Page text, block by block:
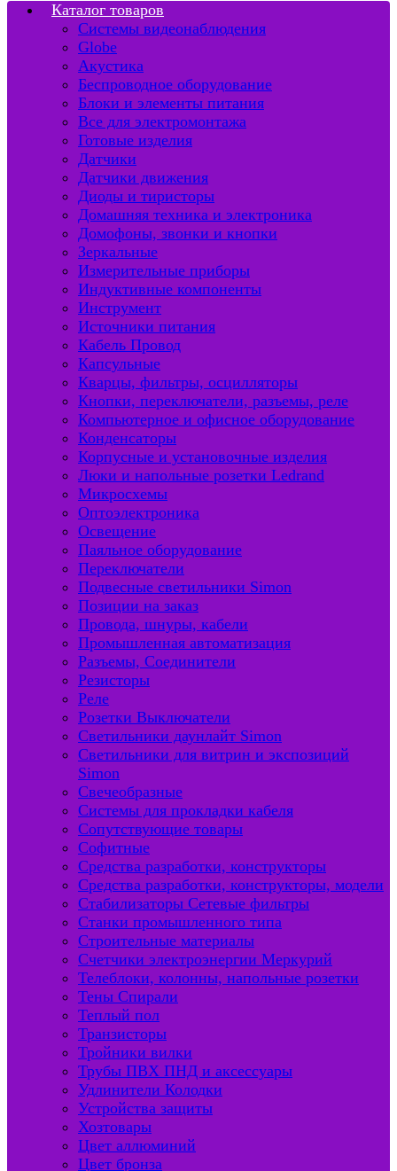
Каталог товаров
Системы видеонаблюдения
Globe
Акустика
Беспроводное оборудование
Блоки и элементы питания
Все для электромонтажа
Готовые изделия
Датчики
Датчики движения
Диоды и тиристоры
Домашняя техника и электроника
Домофоны, звонки и кнопки
Зеркальные
Измерительные приборы
Индуктивные компоненты
Инструмент
Источники питания
Кабель Провод
Капсульные
Кварцы, фильтры, осцилляторы
Кнопки, переключатели, разъемы, реле
Компьютерное и офисное оборудование
Конденсаторы
Корпусные и установочные изделия
Люки и напольные розетки Ledrand
Микросхемы
Оптоэлектроника
Освещение
Паяльное оборудование
Переключатели
Подвесные светильники Simon
Позиции на заказ
Провода, шнуры, кабели
Промышленная автоматизация
Разъемы, Соединители
Резисторы
Реле
Розетки Выключатели
Светильники даунлайт Simon
Светильники для витрин и экспозиций
Simon
Свечеобразные
Системы для прокладки кабеля
Сопутствующие товары
Софитные
Средства разработки, конструкторы
Средства разработки, конструкторы, модели
Стабилизаторы Сетевые фильтры
Станки промышленного типа
Строительные материалы
Счетчики электроэнергии Меркурий
Телеблоки, колонны, напольные розетки
Тены Спирали
Теплый пол
Транзисторы
Тройники вилки
Трубы ПВХ ПНД и аксессуары
Удлинители Колодки
Устройства защиты
Хозтовары
Цвет аллюминий
Цвет бронза